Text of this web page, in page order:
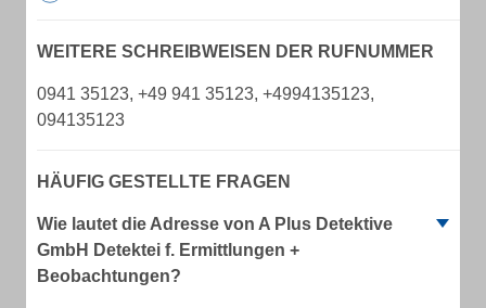
WEITERE SCHREIBWEISEN DER RUFNUMMER
0941 35123, +49 941 35123, +4994135123,
094135123
HÄUFIG GESTELLTE FRAGEN
Wie lautet die Adresse von A Plus Detektive
GmbH Detektei f. Ermittlungen +
Beobachtungen?